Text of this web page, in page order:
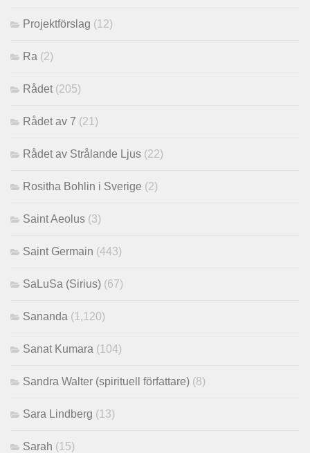
Projektförslag (12)
Ra (2)
Rådet (205)
Rådet av 7 (21)
Rådet av Strålande Ljus (22)
Rositha Bohlin i Sverige (2)
Saint Aeolus (3)
Saint Germain (443)
SaLuSa (Sirius) (67)
Sananda (1,120)
Sanat Kumara (104)
Sandra Walter (spirituell författare) (8)
Sara Lindberg (13)
Sarah (15)